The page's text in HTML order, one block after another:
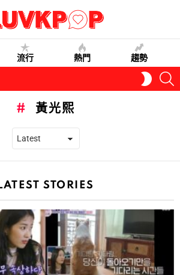
流行 熱門 趨勢
SKIN
黃光熙
LATEST STORIES